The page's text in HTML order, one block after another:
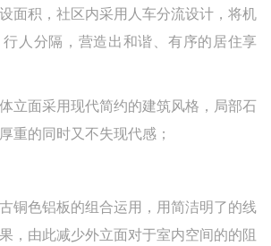
面积，社区内采用人车分流设计，将机
人分隔，营造出和谐、有序的居住享
面采用现代简约的建筑风格，局部石
重的同时又不失现代感；
色铝板的组合运用，用简洁明了的线
，由此减少外立面对于室内空间的的阻